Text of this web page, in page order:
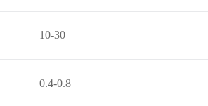
10-30
0.4-0.8